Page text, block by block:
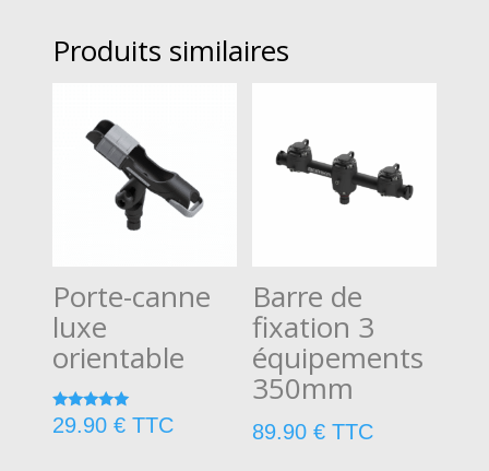
Produits similaires
Porte-canne
luxe
orientable
Note
5.00
29.90€ TTC
Barre de
fixation 3
équipements
350mm
89.90€ TTC